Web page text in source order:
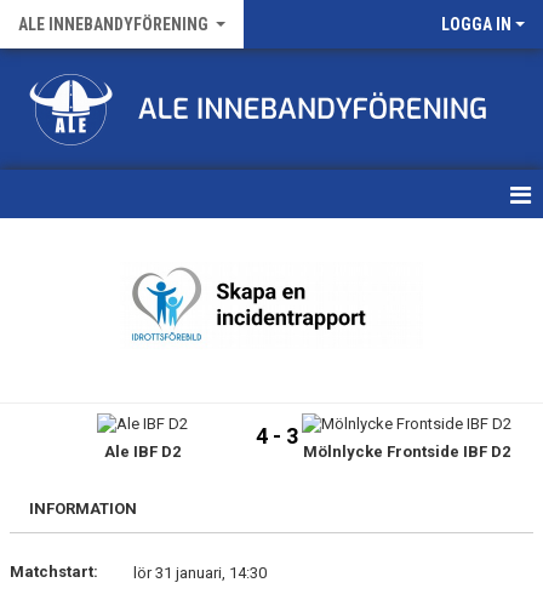
ALE INNEBANDYFÖRENING LOGGA IN
FÖRENINGENS MATCHER
NYHETSARKIV
MEDLEMSKAP
Ale IBF D2
4 - 3
Mölnlycke Frontside IBF D2
INFORMATION
Matchstart:
lör 31 januari, 14:30